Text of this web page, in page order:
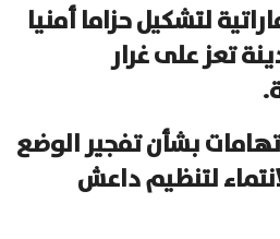
لتشكيل حزاما أمنيا
تعز على غرار
بشأن تفجير الوضع
لتنظيم داعش